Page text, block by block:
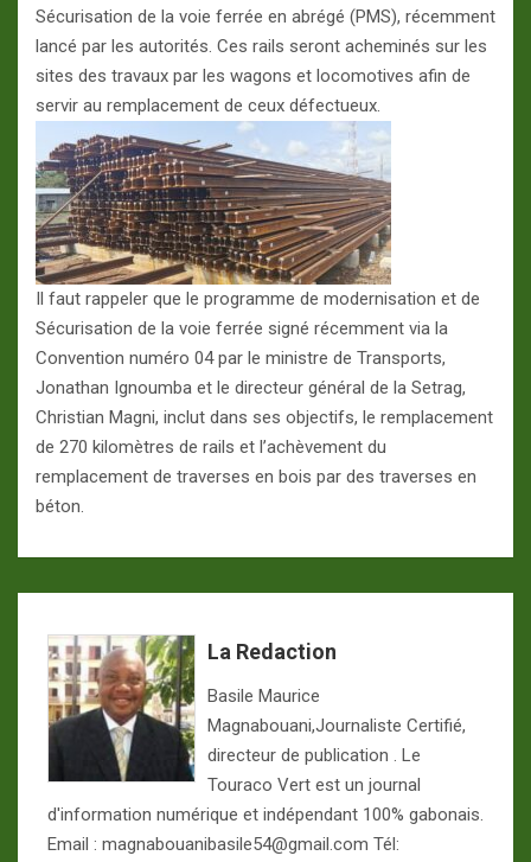
Sécurisation de la voie ferrée en abrégé (PMS), récemment
lancé par les autorités. Ces rails seront acheminés sur les
sites des travaux par les wagons et locomotives afin de
servir au remplacement de ceux défectueux.
Il faut rappeler que le programme de modernisation et de
Sécurisation de la voie ferrée signé récemment via la
Convention numéro 04 par le ministre de Transports,
Jonathan Ignoumba et le directeur général de la Setrag,
Christian Magni, inclut dans ses objectifs, le remplacement
de 270 kilomètres de rails et l’achèvement du
remplacement de traverses en bois par des traverses en
béton.
La Redaction
Basile Maurice
Magnabouani,Journaliste Certifié,
directeur de publication . Le
Touraco Vert est un journal
d'information numérique et indépendant 100% gabonais.
Email : magnabouanibasile54@gmail.com Tél: